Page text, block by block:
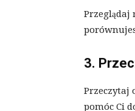
Przeglądaj
3.
Przeczytaj
pomóc Ci